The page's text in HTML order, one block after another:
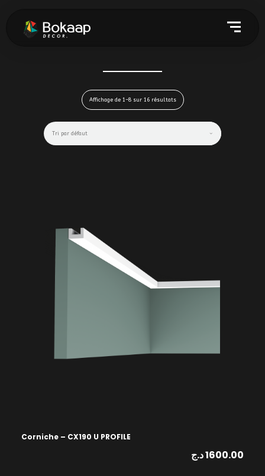
Affichage de 1–8 sur 16 résultats
Corniche – CX190 U PROFILE
1600.00د.ج